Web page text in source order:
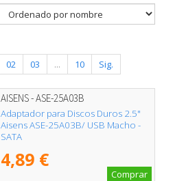
02 03 ... 10 Sig.
AISENS - ASE-25A03B
Adaptador para Discos Duros 2.5"
Aisens ASE-25A03B/ USB Macho -
SATA
4,89 €
Comprar